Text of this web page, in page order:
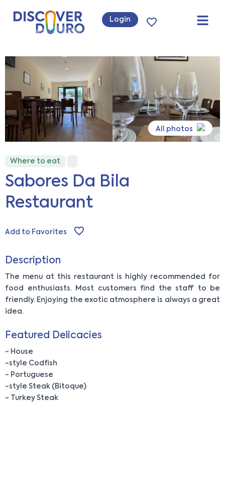
Login
All photos
Where to eat
Sabores Da Bila
Restaurant
Add to Favorites
Description
The menu at this restaurant is highly recommended for
food enthusiasts. Most customers find the staff to be
friendly. Enjoying the exotic atmosphere is always a great
idea.
Featured Delicacies
- House
-style Codfish
- Portuguese
-style Steak (Bitoque)
- Turkey Steak